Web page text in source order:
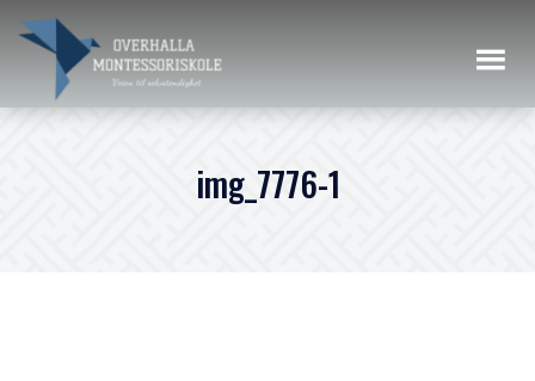
img_7776-1